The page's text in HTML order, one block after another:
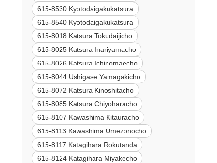
615-8530 Kyotodaigakukatsura
615-8540 Kyotodaigakukatsura
615-8018 Katsura Tokudaijicho
615-8025 Katsura Inariyamacho
615-8026 Katsura Ichinomaecho
615-8044 Ushigase Yamagakicho
615-8072 Katsura Kinoshitacho
615-8085 Katsura Chiyoharacho
615-8107 Kawashima Kitauracho
615-8113 Kawashima Umezonocho
615-8117 Katagihara Rokutanda
615-8124 Katagihara Miyakecho